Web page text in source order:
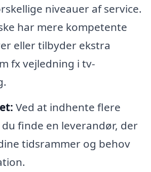
niveauer af service.
har mere kompetente
eller tilbyder ekstra
fx vejledning i tv-
Ved at indhente flere
finde en leverandør, der
tidsrammer og behov